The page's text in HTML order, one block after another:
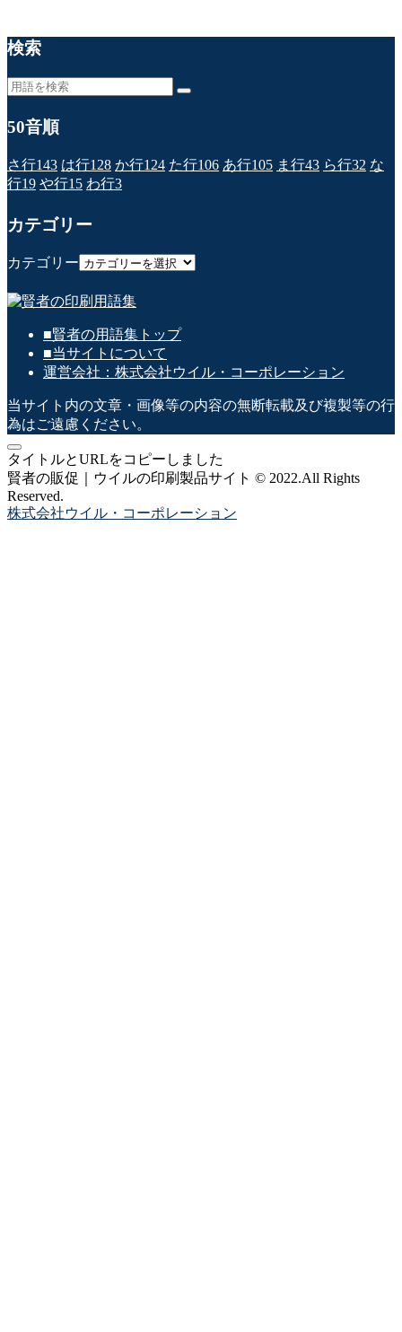
検索
50音順
さ行143 は行128 か行124 た行106 あ行105 ま行43 ら行32 な
行19 や行15 わ行3
カテゴリー
カテゴリー
■賢者の用語集トップ
■当サイトについて
運営会社：株式会社ウイル・コーポレーション
当サイト内の文章・画像等の内容の無断転載及び複製等の行
為はご遠慮ください。
タイトルとURLをコピーしました
賢者の販促｜ウイルの印刷製品サイト © 2022.All Rights
Reserved.
株式会社ウイル・コーポレーション